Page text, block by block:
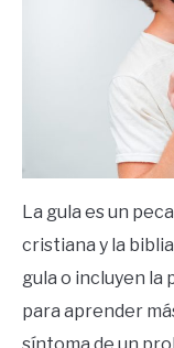
La gula es un
cristiana y la
gula o incluyen la
para aprender